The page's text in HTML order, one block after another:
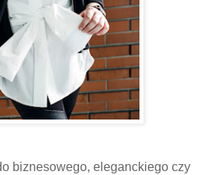
biznesowego, eleganckiego czy